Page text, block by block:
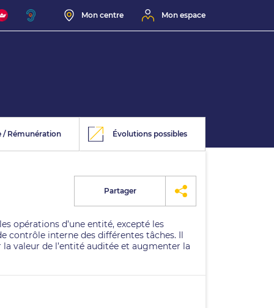
Mon centre Mon espace
/ Rémunération Évolutions possibles
Partager
opérations d’une entité, excepté les
contrôle interne des différentes tâches. Il
valeur de l’entité auditée et augmenter la